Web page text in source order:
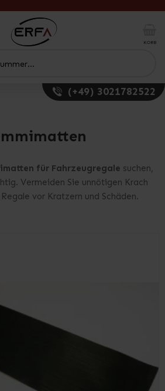
(+49) 3021782522
KORB
für Fahrzeugregale suchen,
Vermeiden Sie unnötigen Krach
vor Kratzern und Schäden.